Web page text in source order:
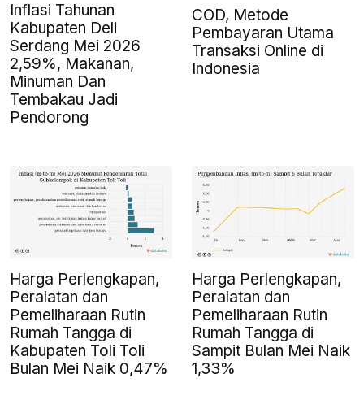
Inflasi Tahunan
Kabupaten Deli
Serdang Mei 2026
2,59%, Makanan,
Minuman Dan
Tembakau Jadi
Pendorong
COD, Metode
Pembayaran Utama
Transaksi Online di
Indonesia
Harga Perlengkapan,
Peralatan dan
Pemeliharaan Rutin
Rumah Tangga di
Kabupaten Toli Toli
Bulan Mei Naik 0,47%
Harga Perlengkapan,
Peralatan dan
Pemeliharaan Rutin
Rumah Tangga di
Sampit Bulan Mei Naik
1,33%